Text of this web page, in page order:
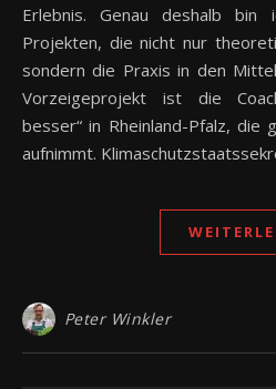
Erlebnis. Genau deshalb
Projekten, die nicht nur
sondern die Praxis in den
Vorzeigeprojekt ist die
besser“ in Rheinland-Pfalz, die
aufnimmt.
Peter Winkler